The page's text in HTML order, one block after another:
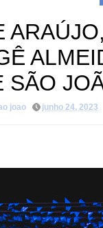
SÃO
joao junho 24, 2023